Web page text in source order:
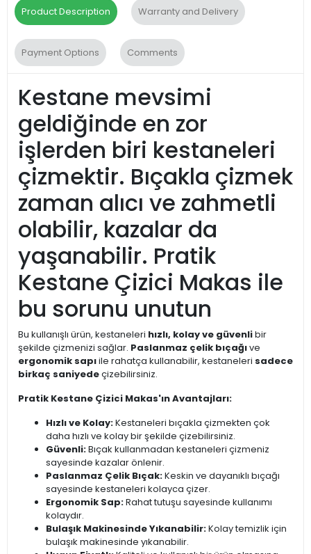
Product Description Warranty and Delivery
Payment Options Comments
Kestane mevsimi
geldiğinde en zor
işlerden biri kestaneleri
çizmektir. Bıçakla çizmek
zaman alıcı ve zahmetli
olabilir, kazalar da
yaşanabilir. Pratik
Kestane Çizici Makas ile
bu sorunu unutun
Bu kullanışlı ürün, kestaneleri hızlı, kolay ve güvenlibir
şekilde çizmenizi sağlar. Paslanmaz çelik bıçağıve
ergonomik sapıile rahatça kullanabilir, kestaneleri sadece
birkaç saniyedeçizebilirsiniz.
Pratik Kestane Çizici Makas'ın Avantajları:
Hızlı ve Kolay:Kestaneleri bıçakla çizmekten çok
daha hızlı ve kolay bir şekilde çizebilirsiniz.
Güvenli:Bıçak kullanmadan kestaneleri çizmeniz
sayesinde kazalar önlenir.
Paslanmaz Çelik Bıçak:Keskin ve dayanıklı bıçağı
sayesinde kestaneleri kolayca çizer.
Ergonomik Sap:Rahat tutuşu sayesinde kullanımı
kolaydır.
Bulaşık Makinesinde Yıkanabilir:Kolay temizlik için
bulaşık makinesinde yıkanabilir.